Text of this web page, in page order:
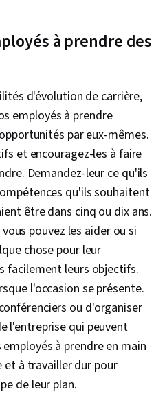
à prendre des
d'évolution de carrière,
employés à prendre
par eux-mêmes.
et encouragez-les à faire
Demandez-leur ce qu'ils
qu'ils souhaitent
être dans cinq ou dix ans.
pouvez les aider ou si
chose pour leur
facilement leurs objectifs.
l'occasion se présente.
ou d'organiser
l'entreprise qui peuvent
à prendre en main
à travailler dur pour
de leur plan.